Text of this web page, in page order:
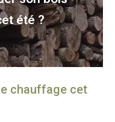
été ?
chauffage cet